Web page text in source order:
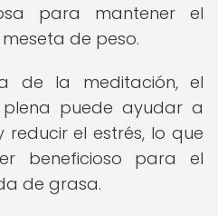
para mantener el
de peso.
de la meditación, el
puede ayudar a
el estrés, lo que
beneficioso para el
de grasa.